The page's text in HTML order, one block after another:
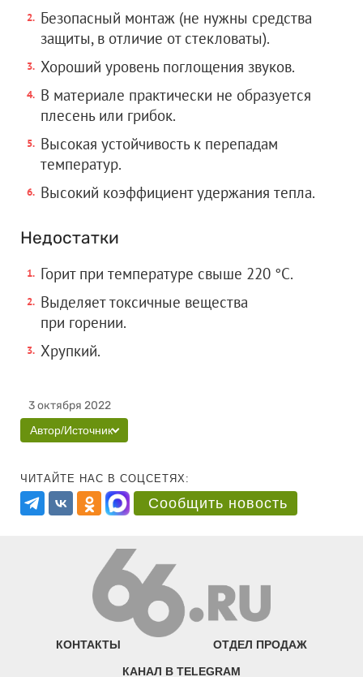
Безопасный монтаж (не нужны средства
защиты, в отличие от стекловаты).
Хороший уровень поглощения звуков.
В материале практически не образуется
плесень или грибок.
Высокая устойчивость к перепадам
температур.
Высокий коэффициент удержания тепла.
Недостатки
Горит при температуре свыше 220 °C.
Выделяет токсичные вещества
при горении.
Хрупкий.
3 октября 2022
Автор/Источник
ЧИТАЙТЕ НАС В СОЦСЕТЯХ:
Сообщить новость
КОНТАКТЫ ОТДЕЛ ПРОДАЖ
КАНАЛ В TELEGRAM